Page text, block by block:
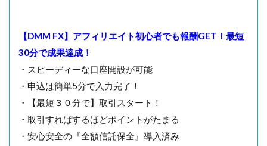
【DMM FX】アフィリエイト初心者でも報酬GET！最短
30分で成果達成！
・スピーディーな口座開設が可能
・申込は簡単5分で入力完了！
・【最短３０分で】取引スタート！
・取引すればするほどポイントがたまる
・安心安全の『全額信託保全』導入済み